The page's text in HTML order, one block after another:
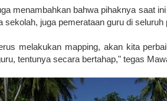
menambahkan bahwa pihaknya saat
sekolah, juga pemerataan guru di seluruh
melakukan mapping, akan kita
tentunya secara bertahap," tegas